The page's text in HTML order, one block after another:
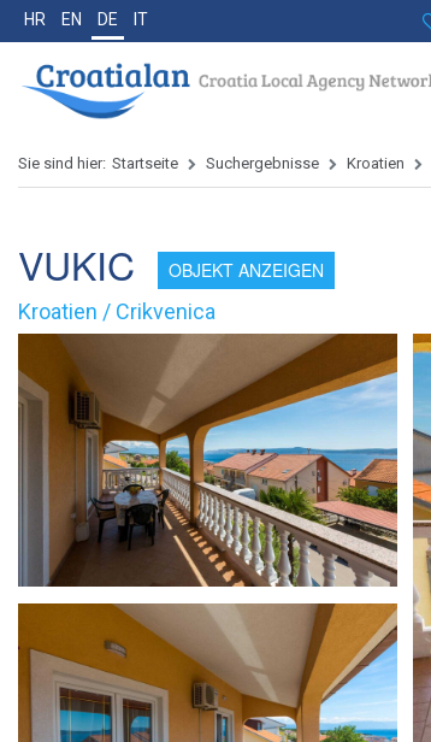
HR EN DE IT
Sie sind hier: Startseite Suchergebnisse Kroatien
VUKIC OBJEKT ANZEIGEN
Kroatien / Crikvenica